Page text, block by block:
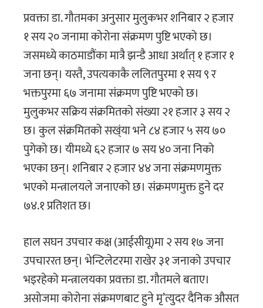
प्रवक्ता डा. गौतमका अनुसार मुलुकभर शनिबार २ हजार
१ सय २० जनामा कोरोना संक्रमण पुष्टि भएको छ।
जसमध्ये काठमाडौंका मात्रै झन्डै आधा अर्थात् १ हजार १
जना छन्। यस्तै, उपत्यकाकै ललितपुरमा १ सय ९ र
भक्तपुरमा ६७ जनामा संक्रमण पुष्टि भएको छ।
मुलुकभर सक्रिय संक्रमितको संख्या २१ हजार ३ सय २
छ। कुल संक्रमितको सख्ंया भने ८४ हजार ५ सय ७०
पुगेको छ। यीमध्ये ६२ हजार ७ सय ४० जना निको
भएका छन्। शनिबार २ हजार ४४ जना संक्रमणमुक्त
भएको मन्त्रालयले जनाएको छ। संक्रमणमुक्त हुने दर
७४.१ प्रतिशत छ।
हाल सघन उपचार कक्ष (आईसीयू)मा २ सय १७ जना
उपचाररत छन्। भेन्टिलेटरमा राखेर ३१ जनाको उपचार
भइरहेको मन्त्रालयका प्रवक्ता डा. गौतमले बताए।
असोजमा कोरोना संक्रमणबाट हुने मृ’त्युदर दैनिक औसत